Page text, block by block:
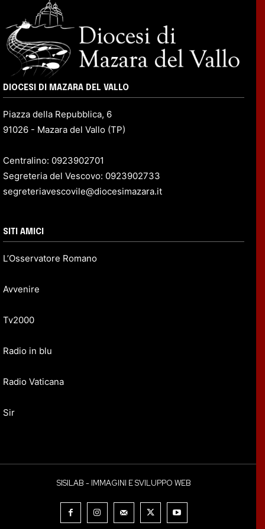
DIOCESI DI MAZARA DEL VALLO
Piazza della Repubblica, 6
91026 - Mazara del Vallo (TP)
Centralino: 0923902701
Segreteria del Vescovo: 0923902733
segreteriavescovile@diocesimazara.it
SITI AMICI
L’Osservatore Romano
Avvenire
Tv2000
Radio in blu
Radio Vaticana
Sir
SISILAB - IMMAGINI E SVILUPPO WEB